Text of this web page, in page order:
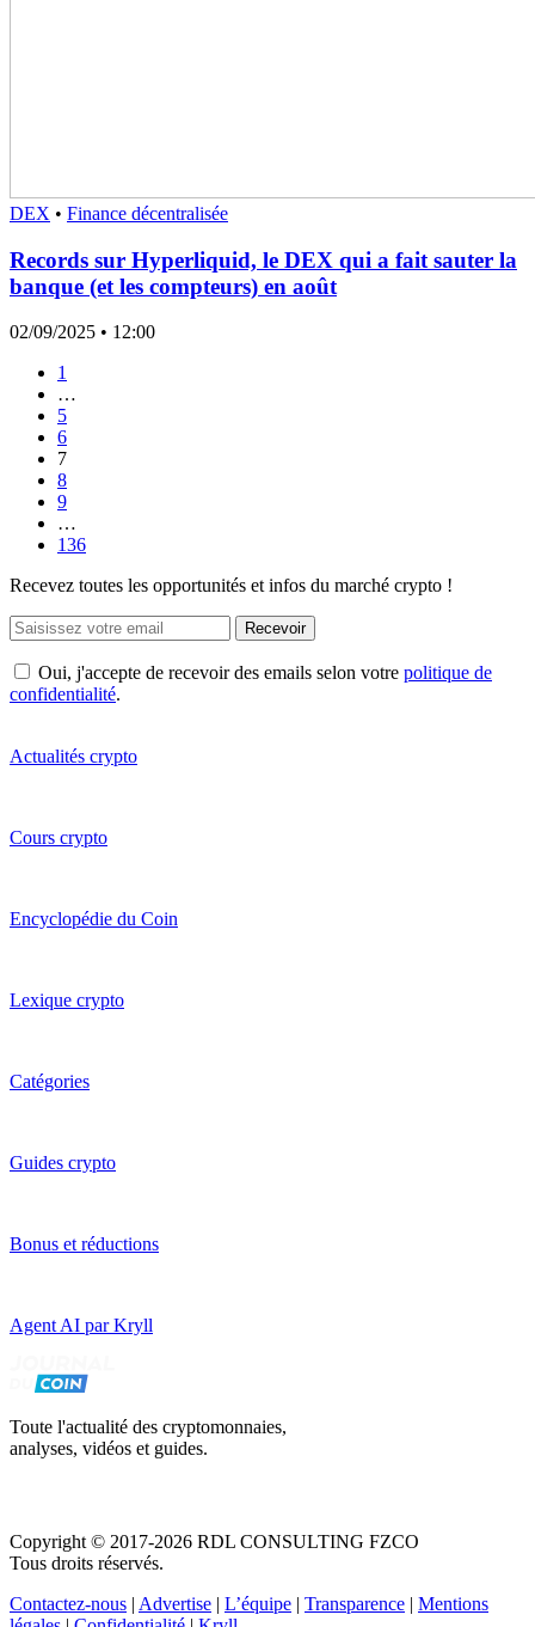
DEX • Finance décentralisée
Records sur Hyperliquid, le DEX qui a fait sauter la
banque (et les compteurs) en août
02/09/2025 • 12:00
1
…
5
6
7
8
9
…
136
Recevez toutes les opportunités et infos du marché crypto !
Recevoir
Oui, j'accepte de recevoir des emails selon votre politique de
confidentialité.
Actualités crypto
Cours crypto
Encyclopédie du Coin
Lexique crypto
Catégories
Guides crypto
Bonus et réductions
Agent AI par Kryll
Toute l'actualité des cryptomonnaies,
analyses, vidéos et guides.
Copyright © 2017-2026 RDL CONSULTING FZCO
Tous droits réservés.
Contactez-nous | Advertise | L’équipe | Transparence | Mentions